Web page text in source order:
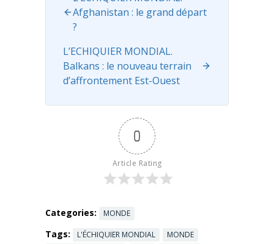
à Genève
avec son
Joe ...
more
Afghanistan : le grand départ
?
L’ECHIQUIER MONDIAL.
Balkans : le nouveau terrain
d’affrontement Est-Ouest
0
Article Rating
Categories: MONDE
Tags: L'ÉCHIQUIER MONDIAL
MONDE